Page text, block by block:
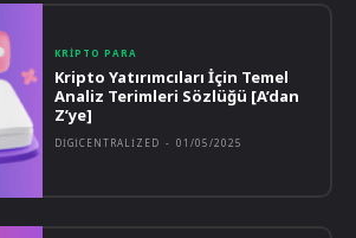
KRIPTO PARA
Kripto Yatırımcıları İçin Temel
Analiz Terimleri Sözlüğü [A’dan
Z’ye]
DIGICENTRALIZED - 01/05/2025